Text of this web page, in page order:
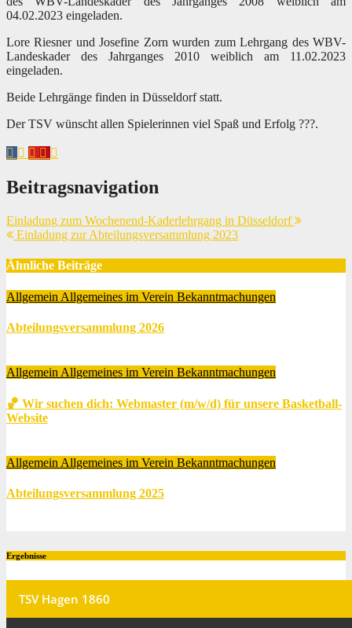
04.02.2023 eingeladen.
Lore Riesner und Josefine Zorn wurden zum Lehrgang des WBV-
Landeskader des Jahrganges 2010 weiblich am 11.02.2023
eingeladen.
Beide Lehrgänge finden in Düsseldorf statt.
Der TSV wünscht allen Spielerinnen viel Spaß und Erfolg ???.
Beitragsnavigation
Einladung zum Wochenend-Kaderlehrgang in Düsseldorf
Einladung zur Abteilungsversammlung 2023
Ähnliche Beiträge
Allgemein Allgemeines im Verein Bekanntmachungen
Abteilungsversammlung 2026
Allgemein Allgemeines im Verein Bekanntmachungen
🏀 Wir suchen dich: Webmaster (m/w/d) für unsere Basketball-
Website
Allgemein Allgemeines im Verein Bekanntmachungen
Abteilungsversammlung 2025
Ergebnisse